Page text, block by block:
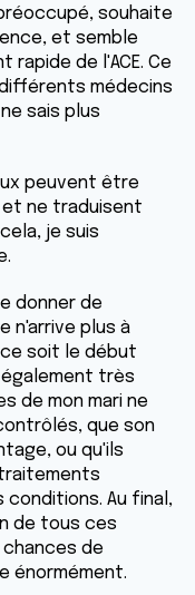
souhaite
et semble
de l'ACE. Ce
médecins
sais plus
peuvent être
ne traduisent
je suis
donner de
n'arrive plus à
ce soit le début
également très
de mon mari ne
que son
ou qu'ils
conditions. Au final,
de tous ces
de
énormément.